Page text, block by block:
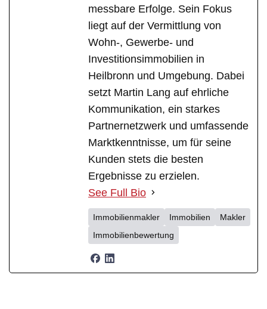
messbare Erfolge. Sein Fokus
liegt auf der Vermittlung von
Wohn-, Gewerbe- und
Investitionsimmobilien in
Heilbronn und Umgebung. Dabei
setzt Martin Lang auf ehrliche
Kommunikation, ein starkes
Partnernetzwerk und umfassende
Marktkenntnisse, um für seine
Kunden stets die besten
Ergebnisse zu erzielen.
See Full Bio
Immobilienmakler Immobilien
Makler
Immobilienbewertung